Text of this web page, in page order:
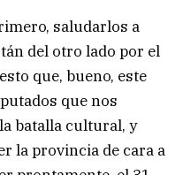
saludarlos a
del otro lado por el
que, bueno, este
que nos
batalla cultural, y
la provincia de cara a